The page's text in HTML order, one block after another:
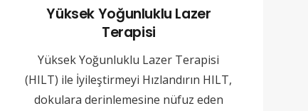
Yüksek Yoğunluklu Lazer
Terapisi
Yüksek Yoğunluklu Lazer Terapisi
(HILT) ile İyileştirmeyi Hızlandırın HILT,
dokulara derinlemesine nüfuz eden